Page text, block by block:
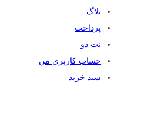
بلاگ
پرداخت
نت دو
حساب کاربری من
سبد خرید